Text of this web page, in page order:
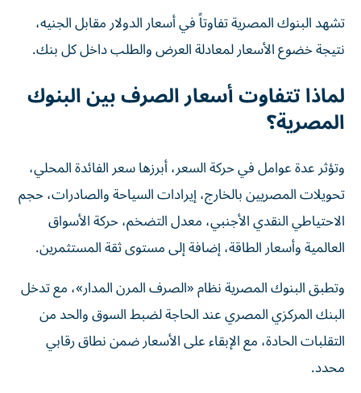
تشهد البنوك المصرية تفاوتاً في أسعار الدولار مقابل الجنيه،
نتيجة خضوع الأسعار لمعادلة العرض والطلب داخل كل بنك.
لماذا تتفاوت أسعار الصرف بين البنوك
المصرية؟
وتؤثر عدة عوامل في حركة السعر، أبرزها سعر الفائدة المحلي،
تحويلات المصريين بالخارج، إيرادات السياحة والصادرات، حجم
الاحتياطي النقدي الأجنبي، معدل التضخم، حركة الأسواق
العالمية وأسعار الطاقة، إضافة إلى مستوى ثقة المستثمرين.
وتطبق البنوك المصرية نظام «الصرف المرن المدار»، مع تدخل
البنك المركزي المصري عند الحاجة لضبط السوق والحد من
التقلبات الحادة، مع الإبقاء على الأسعار ضمن نطاق رقابي
محدد.